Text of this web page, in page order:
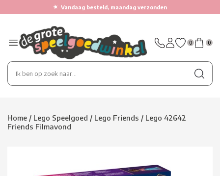
★ Vandaag besteld, maandag verzonden
0 0
Home / Lego Speelgoed / Lego Friends / Lego 42642
Friends Filmavond